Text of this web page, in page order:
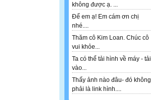
không được ạ. ...
Để em ạ! Em cám ơn chị
nhé....
Thăm cô Kim Loan. Chúc cô
vui khỏe...
Ta có thể tải hình về máy - tải
vào...
Thấy ảnh nào đâu- đó không
phải là link hình....